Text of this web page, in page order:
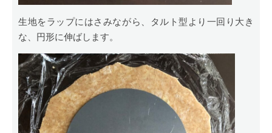
生地をラップにはさみながら、タルト型より一回り大き
な、円形に伸ばします。